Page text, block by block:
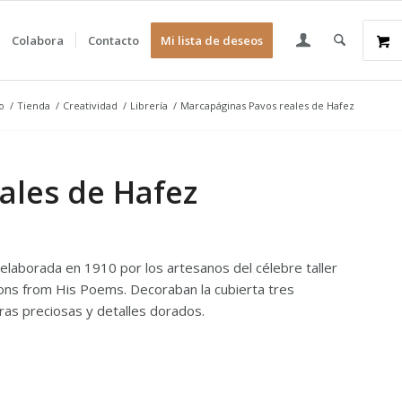
Colabora Contacto Mi lista de deseos
/ Tienda / Creatividad / Librería / Marcapáginas Pavos reales de Hafez
de Hafez
en 1910 por los artesanos del célebre taller
from His Poems. Decoraban la cubierta tres
preciosas y detalles dorados.